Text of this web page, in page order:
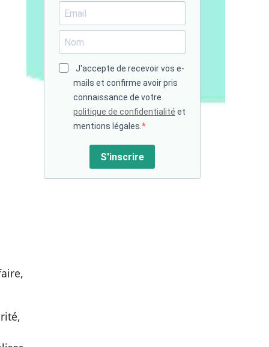
J'accepte de recevoir vos e-
mails et confirme avoir pris
connaissance de votre
politique de confidentialité et
mentions légales.
S'inscrire